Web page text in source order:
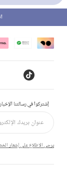
إشتركوا في رسالتنا
يرجى الاطلاع على إشعار